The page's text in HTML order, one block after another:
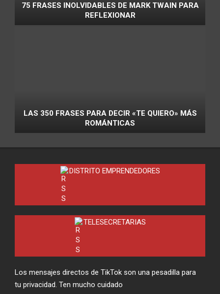
75 FRASES INOLVIDABLES DE MARK TWAIN PARA
REFLEXIONAR
LAS 350 FRASES PARA DECIR «TE QUIERO» MÁS
ROMÁNTICAS
DISTRITO EMPRENDEDORES
TELESECRETARIAS
Los mensajes directos de TikTok son una pesadilla para
tu privacidad. Ten mucho cuidado